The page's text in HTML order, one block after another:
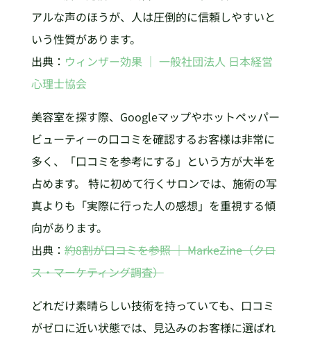
アルな声のほうが、人は圧倒的に信頼しやすいと
いう性質があります。
出典： ウィンザー効果 ｜ 一般社団法人 日本経営
心理士協会
美容室を探す際、Googleマップやホットペッパー
ビューティーの口コミを確認するお客様は非常に
多く、「口コミを参考にする」という方が大半を
占めます。 特に初めて行くサロンでは、施術の写
真よりも「実際に行った人の感想」を重視する傾
向があります。
出典：約8割が口コミを参照 ｜ MarkeZine（クロ
ス・マーケティング調査）
どれだけ素晴らしい技術を持っていても、口コミ
がゼロに近い状態では、見込みのお客様に選ばれ